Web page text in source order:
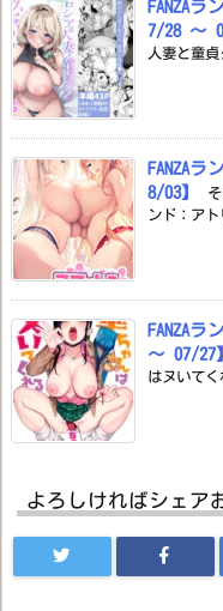
FANZA
7/28 ～
人妻と童
FANZAラ
8/03】
ンド：ア
FANZAラ
～ 07/27
はヌいて
よろしければシェア